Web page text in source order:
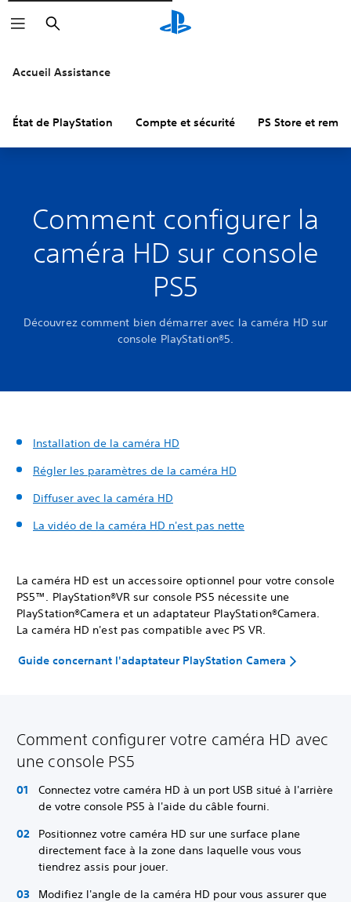
Rechercher
Accueil Assistance
État de PlayStation Compte et sécurité PS Store et
Comment configurer la
caméra HD sur console
PS5
Découvrez comment bien démarrer avec la caméra HD sur
console PlayStation®5.
Installation de la caméra HD
Régler les paramètres de la caméra HD
Diffuser avec la caméra HD
La vidéo de la caméra HD n'est pas nette
La caméra HD est un accessoire optionnel pour votre console
PS5™. PlayStation®VR sur console PS5 nécessite une
PlayStation®Camera et un adaptateur PlayStation®Camera.
La caméra HD n'est pas compatible avec PS VR.
Guide concernant l'adaptateur PlayStation Camera
Comment configurer votre caméra HD avec
une console PS5
Connectez votre caméra HD à un port USB situé à l'arrière
de votre console PS5 à l'aide du câble fourni.
Positionnez votre caméra HD sur une surface plane
directement face à la zone dans laquelle vous vous
tiendrez assis pour jouer.
Modifiez l'angle de la caméra HD pour vous assurer que